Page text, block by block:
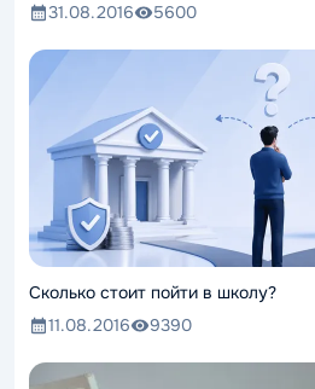
31.08.2016
5600
Сколько стоит пойти в школу?
11.08.2016
9390